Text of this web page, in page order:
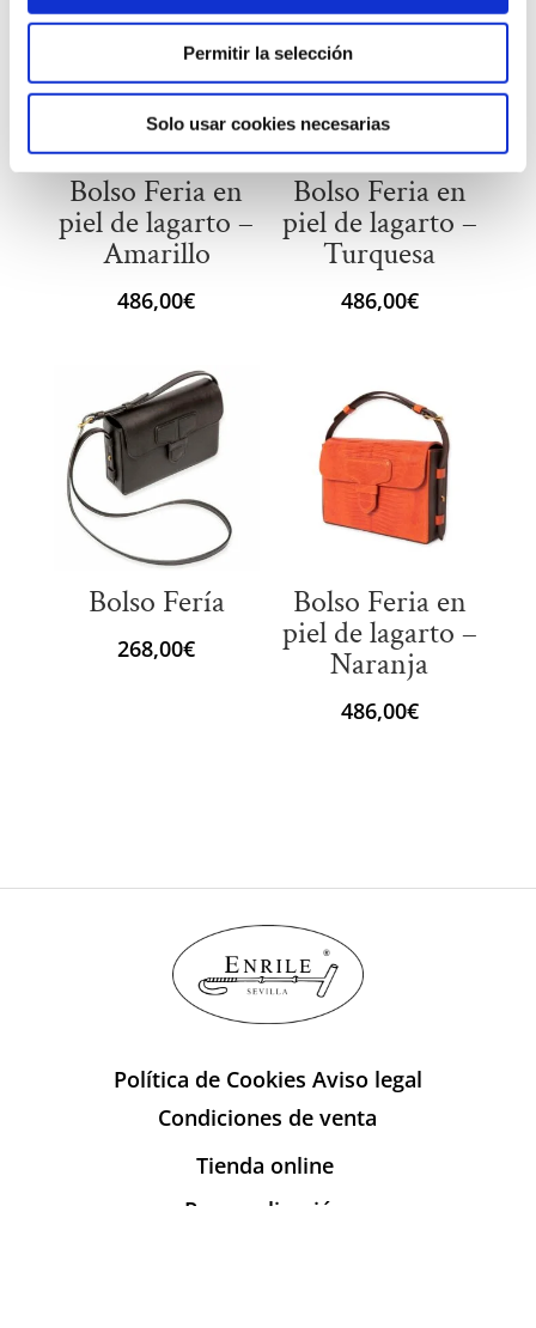
Permitir la selección
Solo usar cookies necesarias
Bolso Feria en
piel de lagarto –
Amarillo
486,00€
Bolso Feria en
piel de lagarto –
Turquesa
486,00€
Bolso Fería
268,00€
Bolso Feria en
piel de lagarto –
Naranja
486,00€
Política de Cookies Aviso legal
Condiciones de venta
Tienda online
Personalización